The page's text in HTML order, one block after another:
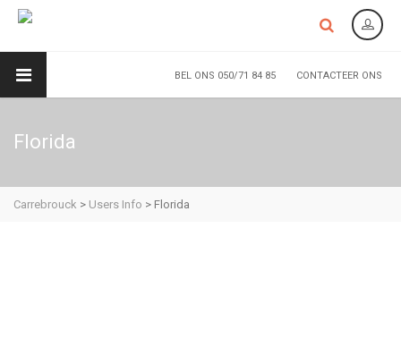
BEL ONS 050/71 84 85 CONTACTEER ONS
Florida
Carrebrouck > Users Info > Florida